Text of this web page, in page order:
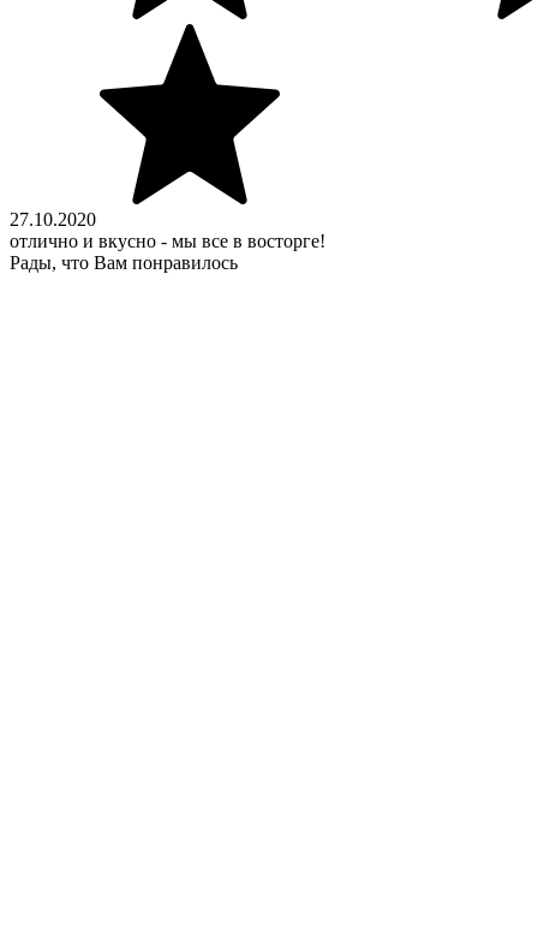
27.10.2020
отлично и вкусно - мы все в восторге!
Рады, что Вам понравилось